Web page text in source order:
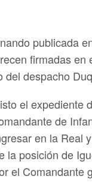
publicada
firmadas
despacho
el expediente
de
en la Real
la posición de
el Comandante